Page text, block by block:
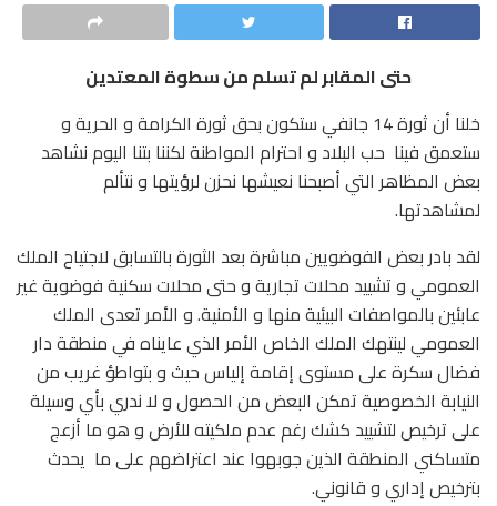
حتى المقابر لم تسلم من سطوة المعتدين
خلنا أن ثورة 14 جانفي ستكون بحق ثورة الكرامة و الحرية و
ستعمق فينا حب البلاد و احترام المواطنة لكننا بتنا اليوم نشاهد
بعض المظاهر التي أصبحنا نعيشها نحزن لرؤيتها و نتألم
لمشاهدتها.
لقد بادر بعض الفوضويين مباشرة بعد الثورة بالتسابق لاجتياح الملك
العمومي و تشييد محلات تجارية و حتى محلات سكنية فوضوية غير
عابئين بالمواصفات البيئية منها و الأمنية. و الأمر تعدى الملك
العمومي لينتهك الملك الخاص الأمر الذي عايناه في منطقة دار
فضال سكرة على مستوى إقامة إلياس حيث و بتواطؤ غريب من
النيابة الخصوصية تمكن البعض من الحصول و لا ندري بأي وسيلة
على ترخيص لتشييد كشك رغم عدم ملكيته للأرض و هو ما أزعج
متساكني المنطقة الذين جوبهوا عند اعتراضهم على ما يحدث
بترخيص إداري و قانوني.